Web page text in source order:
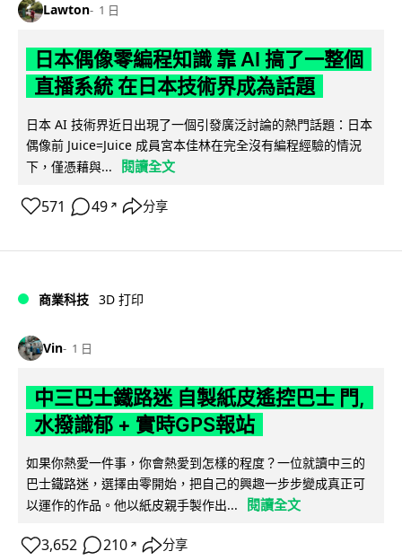
Lawton 1 日
日本偶像零編程知識 靠 AI 搞了一整個
直播系統 在日本技術界成為話題
日本 AI 技術界近日出現了一個引發廣泛討論的熱門話題：日本
偶像前 Juice=Juice 成員宮本佳林在完全沒有編程經驗的情況
下，僅憑藉與...
閱讀全文
571 49 ↗ 分享
商業科技 3D 打印
Vin 1 日
中三巴士鐵路迷 自製紙皮遙控巴士 門,
水撥識郁 + 實時GPS報站
如果你熱愛一件事，你會熱愛到怎樣的程度？一位就讀中三的
巴士鐵路迷，選擇由零開始，把自己的興趣一步步變成真正可
以運作的作品。他以紙皮親手製作出...
閱讀全文
3,652 210 ↗ 分享